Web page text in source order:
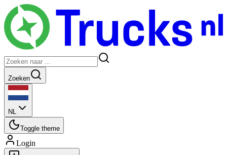
Zoeken
NL
Toggle theme
Login